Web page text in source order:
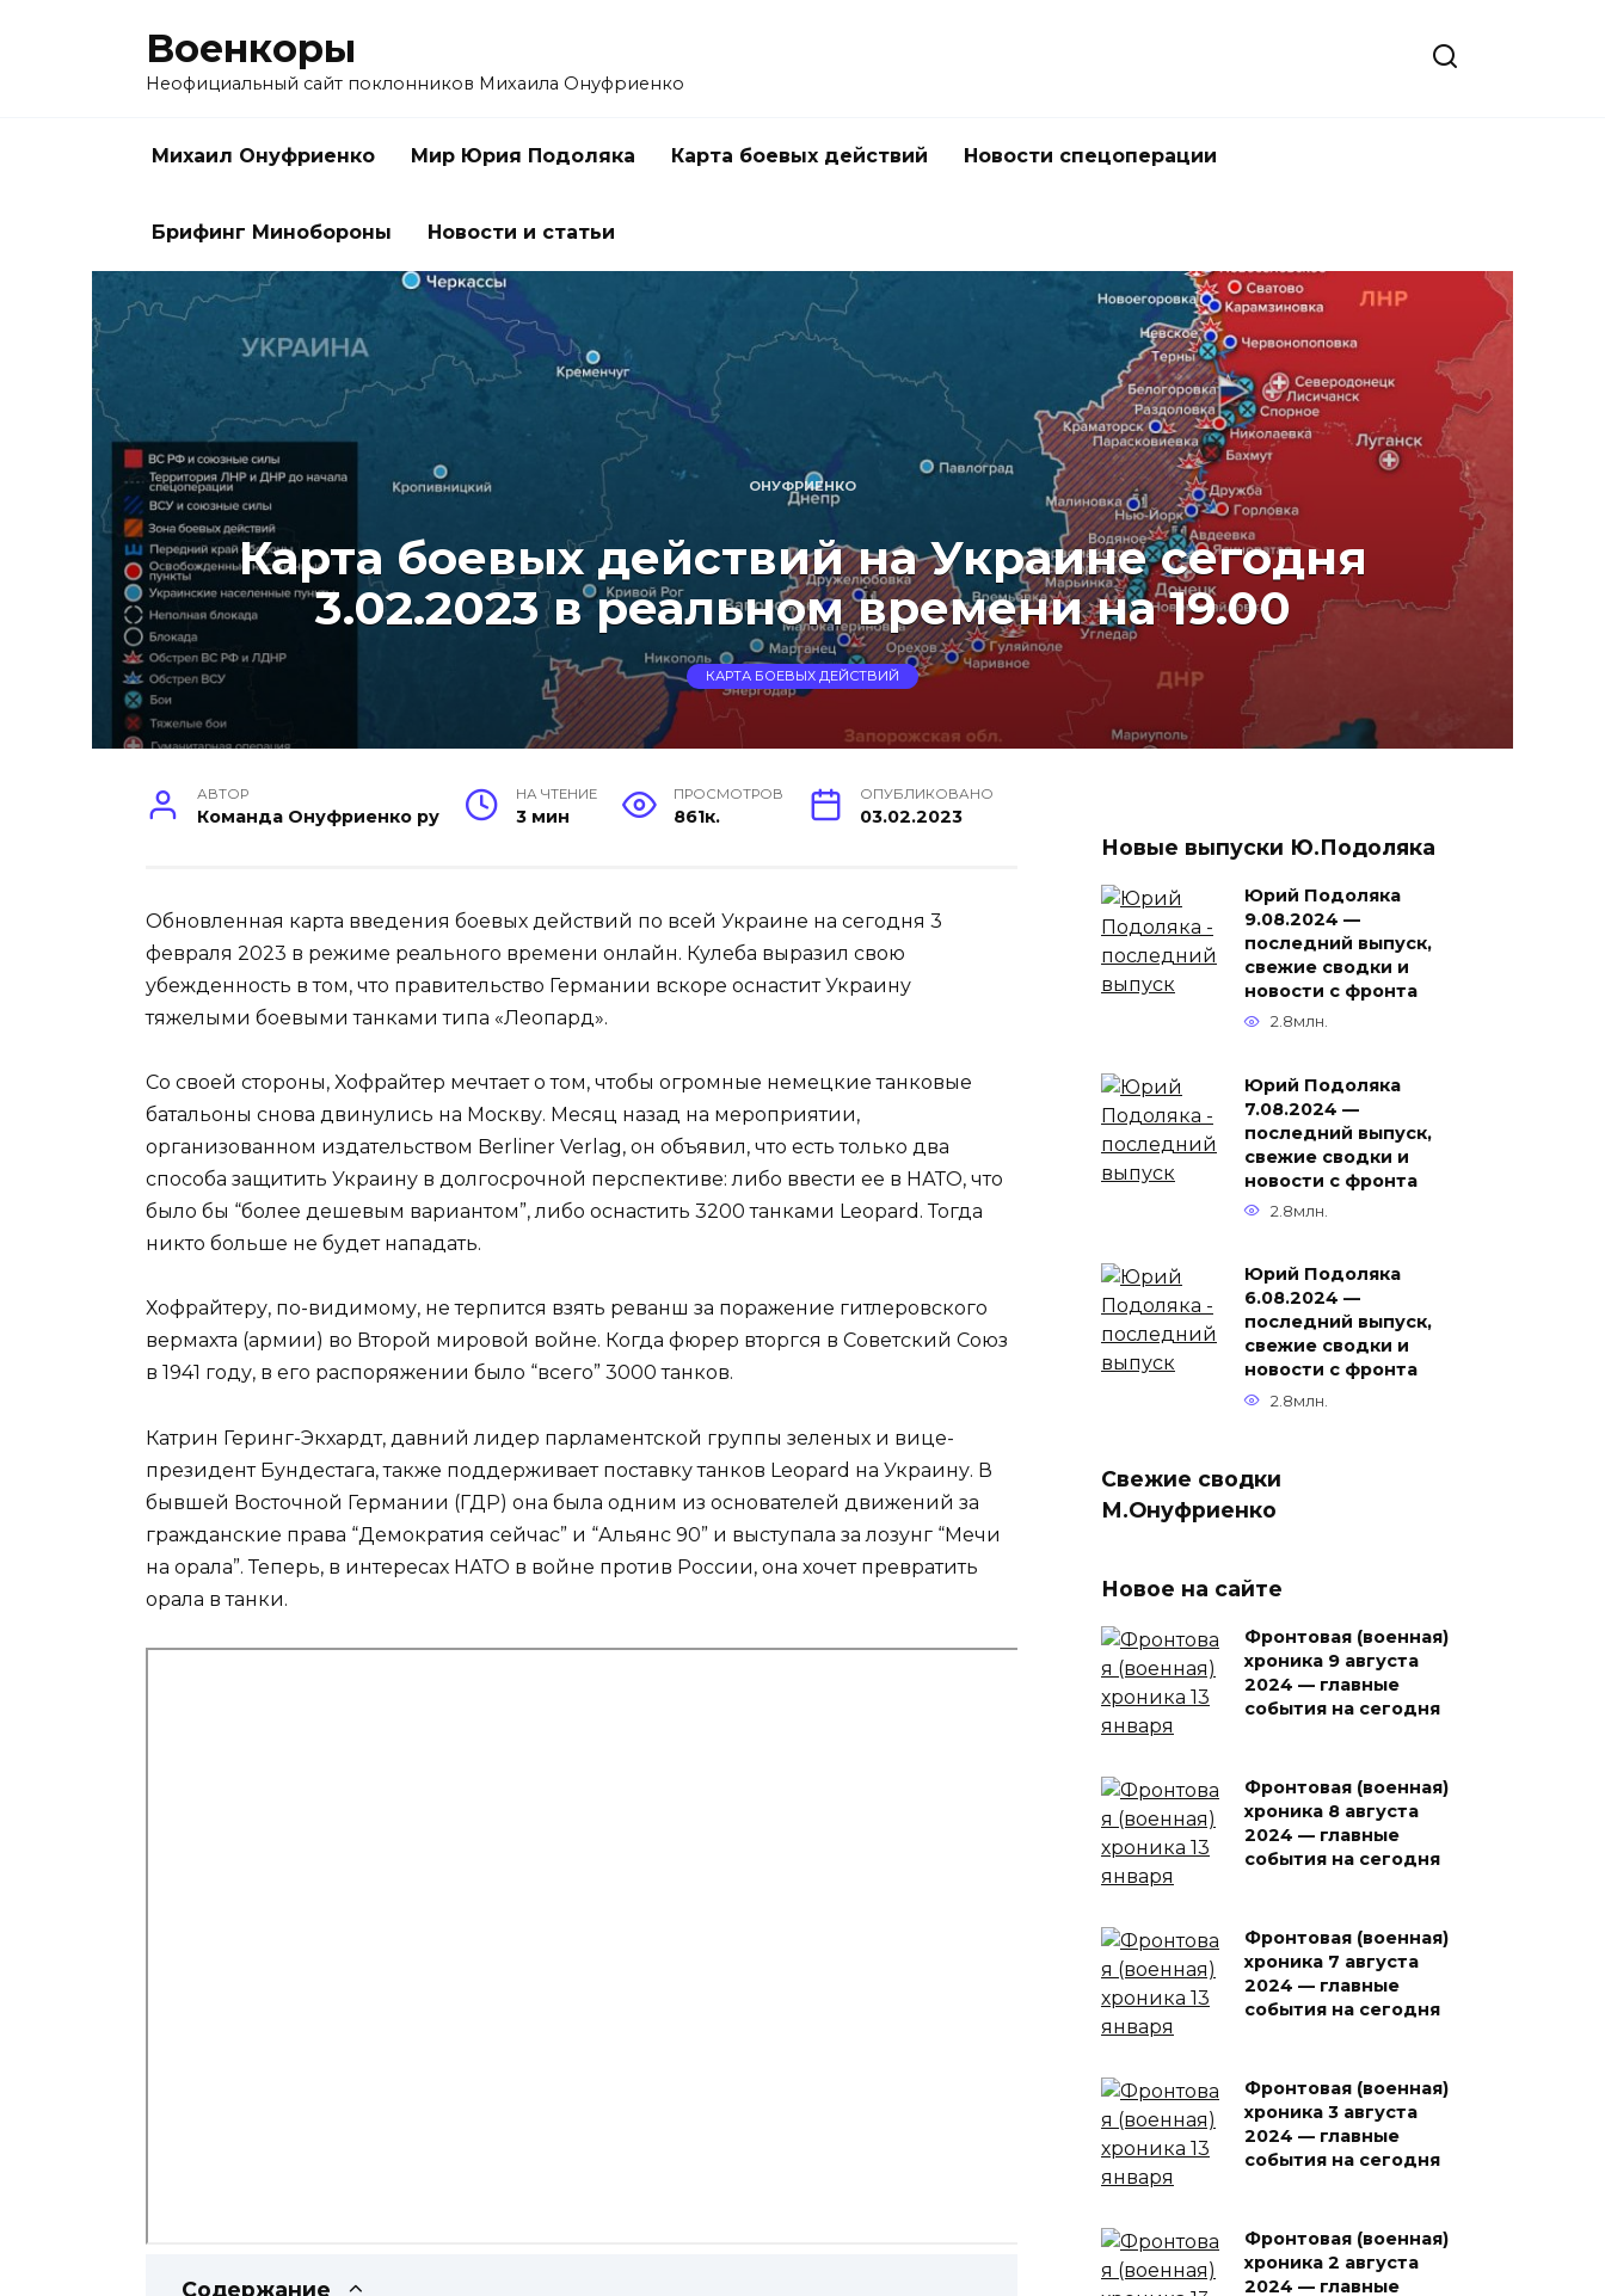
Военкоры
Неофициальный сайт поклонников Михаила Онуфриенко
Михаил Онуфриенко Мир Юрия Подоляка Карта боевых действий Новости спецоперации
Брифинг Минобороны Новости и статьи
ОНУФРИЕНКО
Карта боевых действий на Украине сегодня
3.02.2023 в реальном времени на 19.00
КАРТА БОЕВЫХ ДЕЙСТВИЙ
АВТОР
Команда Онуфриенко ру
НА ЧТЕНИЕ
3 мин
ПРОСМОТРОВ
861к.
ОПУБЛИКОВАНО
03.02.2023
Обновленная карта введения боевых действий по всей Украине на сегодня 3
февраля 2023 в режиме реального времени онлайн. Кулеба выразил свою
убежденность в том, что правительство Германии вскоре оснастит Украину
тяжелыми боевыми танками типа «Леопард».
Со своей стороны, Хофрайтер мечтает о том, чтобы огромные немецкие танковые
батальоны снова двинулись на Москву. Месяц назад на мероприятии,
организованном издательством Berliner Verlag, он объявил, что есть только два
способа защитить Украину в долгосрочной перспективе: либо ввести ее в НАТО, что
было бы “более дешевым вариантом”, либо оснастить 3200 танками Leopard. Тогда
никто больше не будет нападать.
Хофрайтеру, по-видимому, не терпится взять реванш за поражение гитлеровского
вермахта (армии) во Второй мировой войне. Когда фюрер вторгся в Советский Союз
в 1941 году, в его распоряжении было “всего” 3000 танков.
Катрин Геринг-Экхардт, давний лидер парламентской группы зеленых и вице-
президент Бундестага, также поддерживает поставку танков Leopard на Украину. В
бывшей Восточной Германии (ГДР) она была одним из основателей движений за
гражданские права “Демократия сейчас” и “Альянс 90” и выступала за лозунг “Мечи
на орала”. Теперь, в интересах НАТО в войне против России, она хочет превратить
орала в танки.
Содержание
Новые выпуски Ю.Подоляка
Юрий Подоляка
9.08.2024 —
последний выпуск,
свежие сводки и
новости с фронта
2.8млн.
Юрий Подоляка
7.08.2024 —
последний выпуск,
свежие сводки и
новости с фронта
2.8млн.
Юрий Подоляка
6.08.2024 —
последний выпуск,
свежие сводки и
новости с фронта
2.8млн.
Свежие сводки
М.Онуфриенко
Новое на сайте
Фронтовая (военная)
хроника 9 августа
2024 — главные
события на сегодня
Фронтовая (военная)
хроника 8 августа
2024 — главные
события на сегодня
Фронтовая (военная)
хроника 7 августа
2024 — главные
события на сегодня
Фронтовая (военная)
хроника 3 августа
2024 — главные
события на сегодня
Фронтовая (военная)
хроника 2 августа
2024 — главные